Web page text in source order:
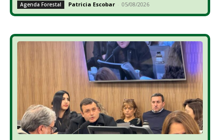
Agenda Forestal Patricia Escobar - 05/08/2026